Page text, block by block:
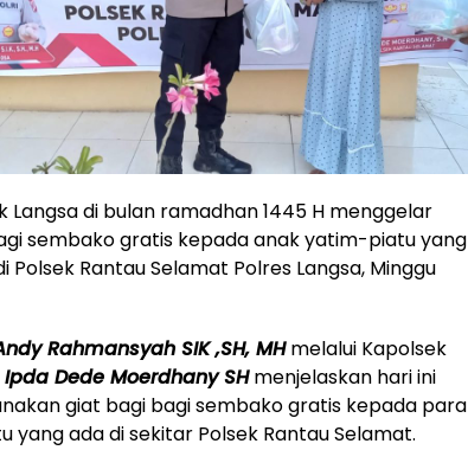
Langsa di bulan ramadhan 1445 H menggelar
sembako gratis kepada anak yatim-piatu yang
Polsek Rantau Selamat Polres Langsa, Minggu
Rahmansyah SIK ,SH, MHmelalui Kapolsek
Ipda Dede Moerdhany SHmenjelaskan hari ini
giat bagi bagi sembako gratis kepada para
yang ada di sekitar Polsek Rantau Selamat.